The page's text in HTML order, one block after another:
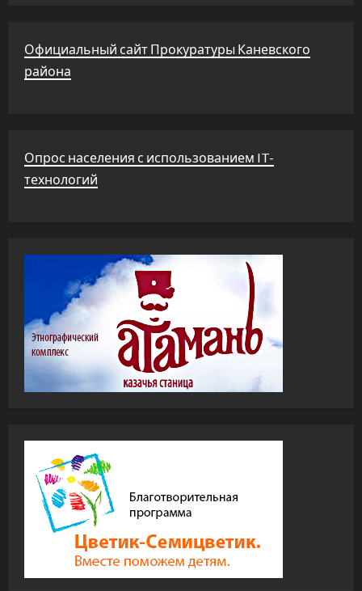
Официальный сайт Прокуратуры Каневского
района
Опрос населения с использованием IT-
технологий